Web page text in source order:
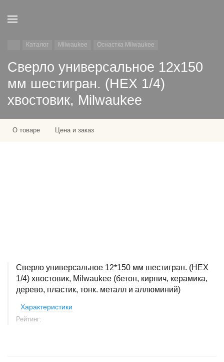
Каталог Milwaukee Оснастка Milwaukee
Сверло универсальное 12х150
мм шестигран. (HEX 1/4)
хвостовик, Milwaukee
О товаре Цена и заказ
Сверло универсальное 12*150 мм шестигран. (HEX
1/4) хвостовик, Milwaukee (бетон, кирпич, керамика,
дерево, пластик, тонк. металл и аллюминий)
Характеристики
Рейтинг: